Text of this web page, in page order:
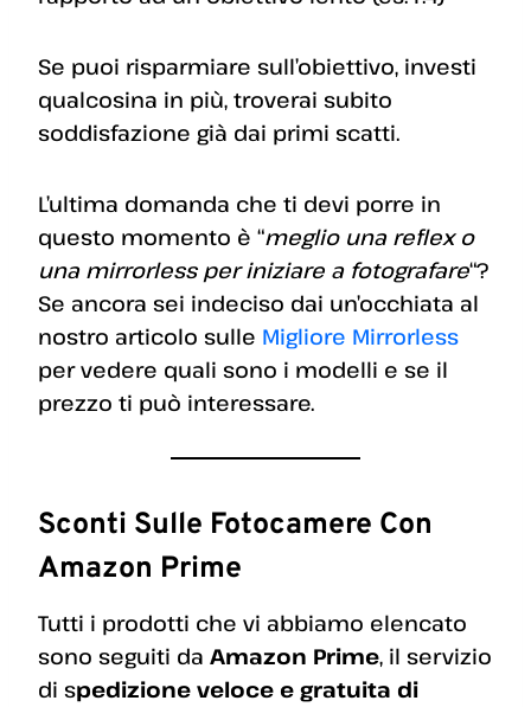
Se puoi risparmiare sull’obiettivo, investi
qualcosina in più, troverai subito
soddisfazione già dai primi scatti.
L’ultima domanda che ti devi porre in
questo momento è “meglio una reflex o
una mirrorless per iniziare a fotografare“?
Se ancora sei indeciso dai un’occhiata al
nostro articolo sulle Migliore Mirrorless
per vedere quali sono i modelli e se il
prezzo ti può interessare.
Sconti Sulle Fotocamere Con
Amazon Prime
Tutti i prodotti che vi abbiamo elencato
sono seguiti da Amazon Prime, il servizio
di spedizione veloce e gratuita di